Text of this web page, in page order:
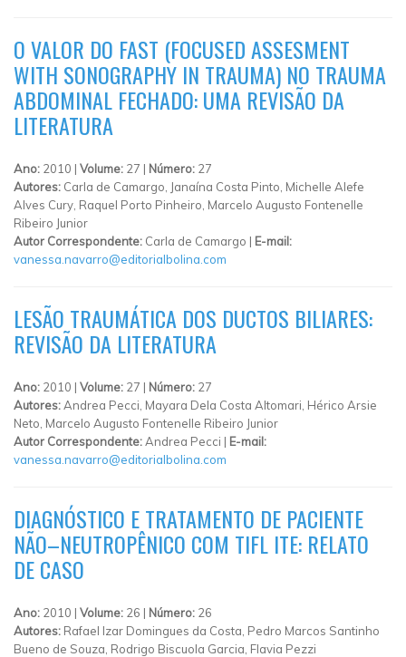
O VALOR DO FAST (FOCUSED ASSESMENT
WITH SONOGRAPHY IN TRAUMA) NO TRAUMA
ABDOMINAL FECHADO: UMA REVISÃO DA
LITERATURA
Ano: 2010 | Volume: 27 | Número: 27
Autores: Carla de Camargo, Janaína Costa Pinto, Michelle Alefe
Alves Cury, Raquel Porto Pinheiro, Marcelo Augusto Fontenelle
Ribeiro Junior
Autor Correspondente: Carla de Camargo | E-mail:
vanessa.navarro@editorialbolina.com
LESÃO TRAUMÁTICA DOS DUCTOS BILIARES:
REVISÃO DA LITERATURA
Ano: 2010 | Volume: 27 | Número: 27
Autores:Andrea Pecci, Mayara Dela Costa Altomari, Hérico Arsie
Neto, Marcelo Augusto Fontenelle Ribeiro Junior
Autor Correspondente:Andrea Pecci | E-mail:
vanessa.navarro@editorialbolina.com
DIAGNÓSTICO E TRATAMENTO DE PACIENTE
NÃO–NEUTROPÊNICO COM TIFL ITE: RELATO
DE CASO
Ano: 2010 | Volume: 26 | Número: 26
Autores: Rafael Izar Domingues da Costa, Pedro Marcos Santinho
Bueno de Souza, Rodrigo Biscuola Garcia, Flavia Pezzi